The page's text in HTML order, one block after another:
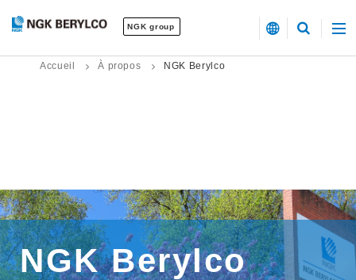
NGK group
Accueil À propos NGK Berylco
NGK Berylco